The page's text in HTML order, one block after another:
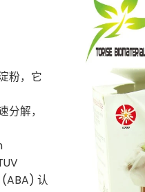
粉，它
解，
认